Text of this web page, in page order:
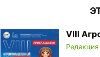
VIII
Редакция